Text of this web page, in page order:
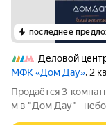
последнее
Деловой
МФК «Дом Дау», 2
Прoдаётся 3-
м в "Дом Дау" -